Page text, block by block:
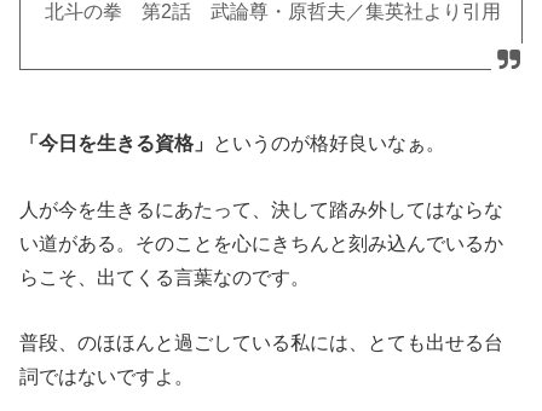
北斗の拳 第2話 武論尊・原哲夫／集英社より引用
「今日を生きる資格」 というのが格好良いなぁ。
人が今を生きるにあたって、決して踏み外してはならな
い道がある。そのことを心にきちんと刻み込んでいるか
らこそ、出てくる言葉なのです。
普段、のほほんと過ごしている私には、とても出せる台
詞ではないですよ。